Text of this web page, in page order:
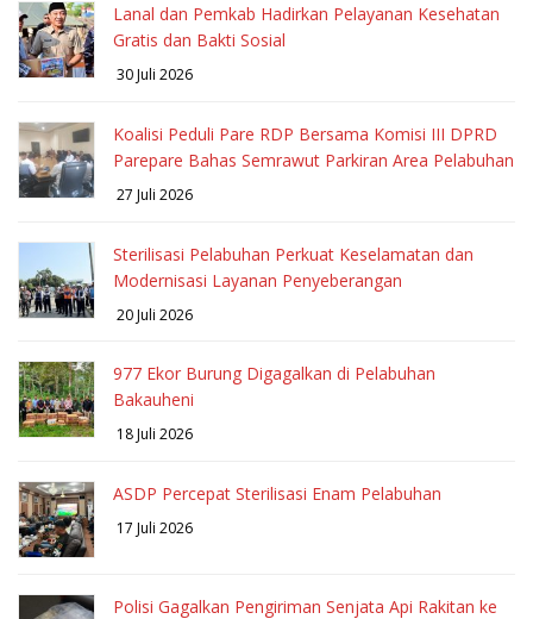
Lanal dan Pemkab Hadirkan Pelayanan Kesehatan
Gratis dan Bakti Sosial
30 Juli 2026
Koalisi Peduli Pare RDP Bersama Komisi III DPRD
Parepare Bahas Semrawut Parkiran Area Pelabuhan
27 Juli 2026
Sterilisasi Pelabuhan Perkuat Keselamatan dan
Modernisasi Layanan Penyeberangan
20 Juli 2026
977 Ekor Burung Digagalkan di Pelabuhan
Bakauheni
18 Juli 2026
ASDP Percepat Sterilisasi Enam Pelabuhan
17 Juli 2026
Polisi Gagalkan Pengiriman Senjata Api Rakitan ke